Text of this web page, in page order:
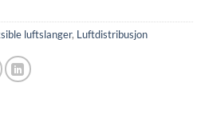
luftslanger, Luftdistribusjon